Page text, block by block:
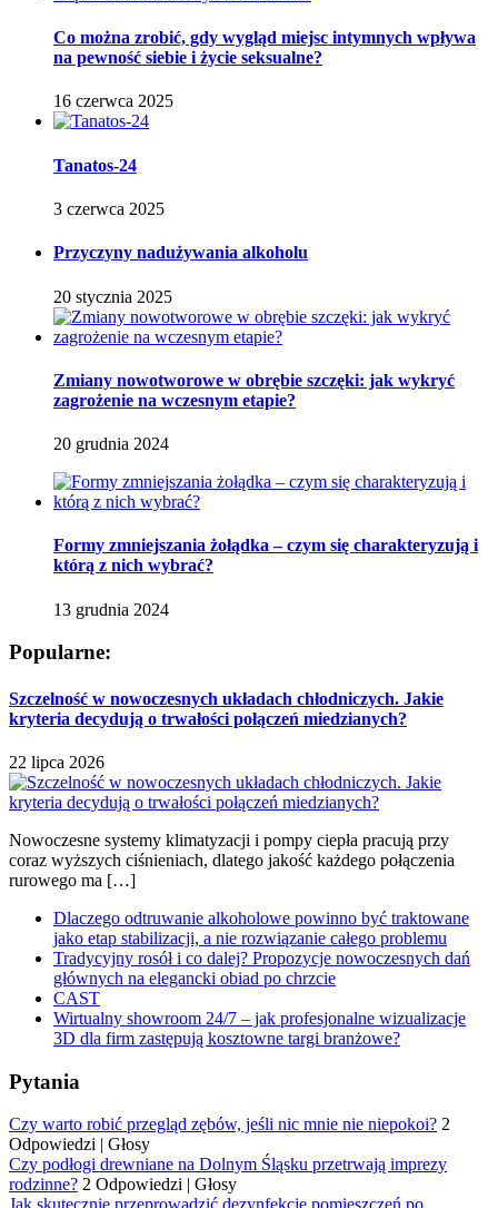
Co można zrobić, gdy wygląd miejsc intymnych wpływa
na pewność siebie i życie seksualne?
16 czerwca 2025
Tanatos-24
3 czerwca 2025
Przyczyny nadużywania alkoholu
20 stycznia 2025
Zmiany nowotworowe w obrębie szczęki: jak wykryć
zagrożenie na wczesnym etapie?
20 grudnia 2024
Formy zmniejszania żołądka – czym się charakteryzują i
którą z nich wybrać?
13 grudnia 2024
Popularne:
Szczelność w nowoczesnych układach chłodniczych. Jakie
kryteria decydują o trwałości połączeń miedzianych?
22 lipca 2026
Nowoczesne systemy klimatyzacji i pompy ciepła pracują przy
coraz wyższych ciśnieniach, dlatego jakość każdego połączenia
rurowego ma […]
Dlaczego odtruwanie alkoholowe powinno być traktowane
jako etap stabilizacji, a nie rozwiązanie całego problemu
Tradycyjny rosół i co dalej? Propozycje nowoczesnych dań
głównych na elegancki obiad po chrzcie
CAST
Wirtualny showroom 24/7 – jak profesjonalne wizualizacje
3D dla firm zastępują kosztowne targi branżowe?
Pytania
Czy warto robić przegląd zębów, jeśli nic mnie nie niepokoi? 2
Odpowiedzi | Głosy
Czy podłogi drewniane na Dolnym Śląsku przetrwają imprezy
rodzinne? 2 Odpowiedzi | Głosy